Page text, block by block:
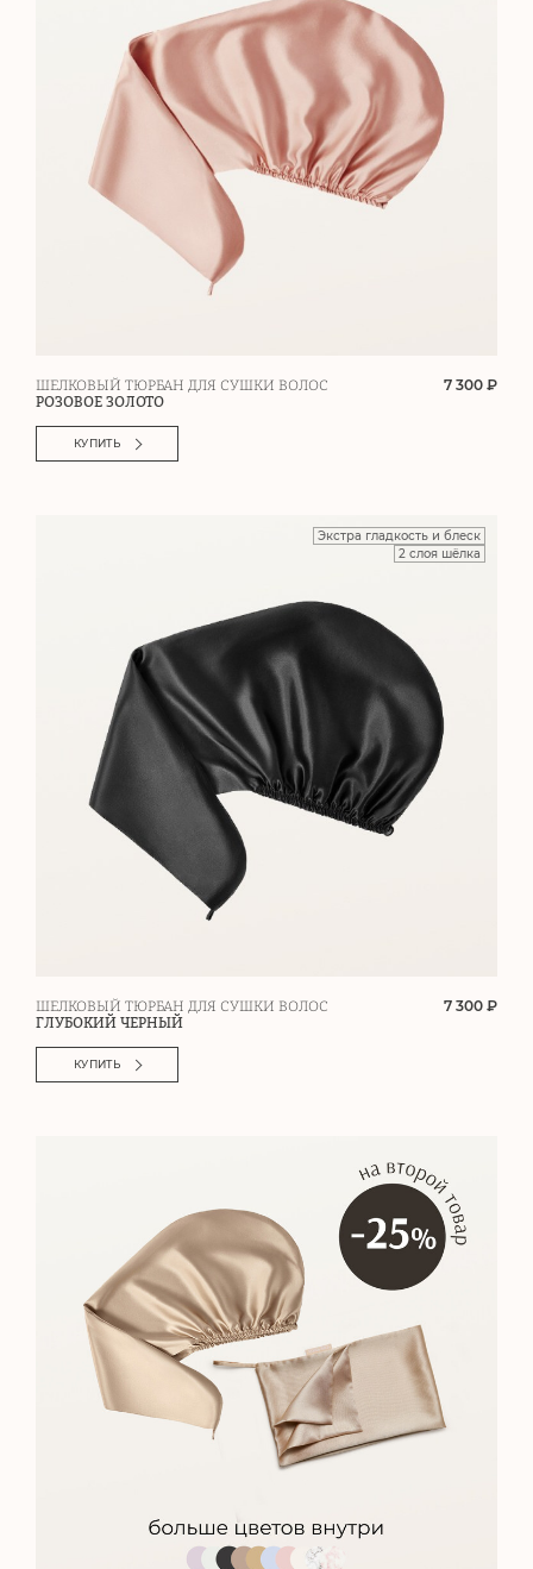
ШЕЛКОВЫЙ ТЮРБАН ДЛЯ СУШКИ ВОЛОС
РОЗОВОЕ ЗОЛОТО
7 300 ₽
КУПИТЬ
Экстра гладкость и блеск
2 слоя шёлка
ШЕЛКОВЫЙ ТЮРБАН ДЛЯ СУШКИ ВОЛОС
ГЛУБОКИЙ ЧЕРНЫЙ
7 300 ₽
КУПИТЬ